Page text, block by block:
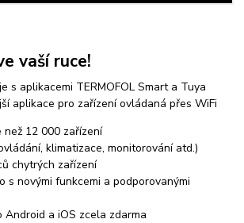
vaší ruce!
s aplikacemi TERMOFOL Smart a Tuya
aplikace pro zařízení ovládaná přes WiFi
než 12 000 zařízení
klimatizace, monitorování atd.)
chytrých zařízení
s novými funkcemi a podporovanými
Android a iOS zcela zdarma